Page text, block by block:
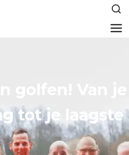
tot je laagste